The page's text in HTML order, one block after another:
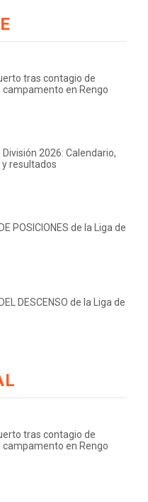
tras contagio de
campamento en Rengo
División 2026: Calendario,
resultados
POSICIONES de la Liga de
DESCENSO de la Liga de
tras contagio de
campamento en Rengo